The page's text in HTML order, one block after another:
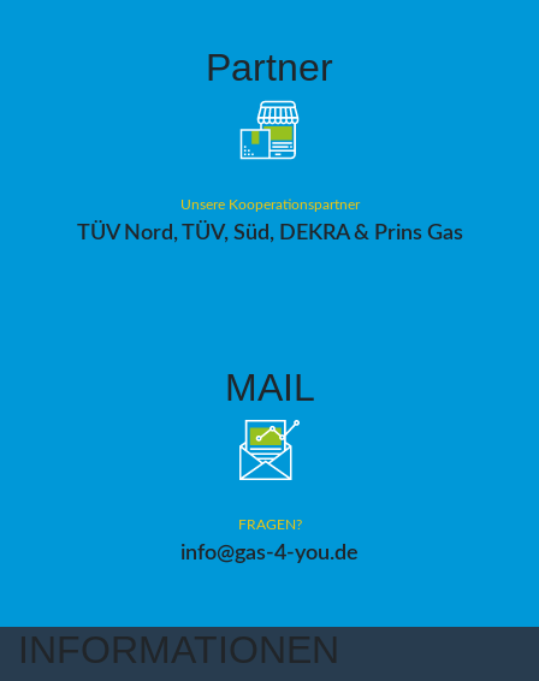
Partner
Unsere Kooperationspartner
TÜV Nord, TÜV, Süd, DEKRA & Prins Gas
MAIL
FRAGEN?
info@gas-4-you.de
INFORMATIONEN